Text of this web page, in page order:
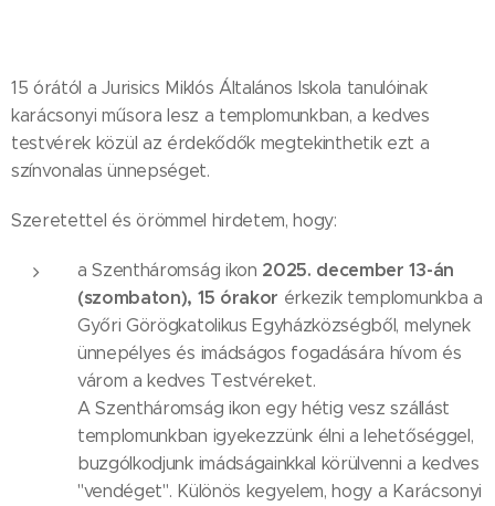
15 órától a Jurisics Miklós Általános Iskola tanulóinak
karácsonyi műsora lesz a templomunkban, a kedves
testvérek közül az érdekődők megtekinthetik ezt a
színvonalas ünnepséget.
Szeretettel és örömmel hirdetem, hogy:
a Szentháromság ikon 2025. december 13-án
(szombaton), 15 órakor érkezik templomunkba a
Győri Görögkatolikus Egyházközségből, melynek
ünnepélyes és imádságos fogadására hívom és
várom a kedves Testvéreket.
A Szentháromság ikon egy hétig vesz szállást
templomunkban igyekezzünk élni a lehetőséggel,
buzgólkodjunk imádságainkkal körülvenni a kedves
"vendéget". Különös kegyelem, hogy a Karácsonyi